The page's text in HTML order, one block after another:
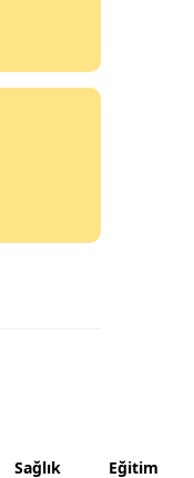
Sağlık Eğitim